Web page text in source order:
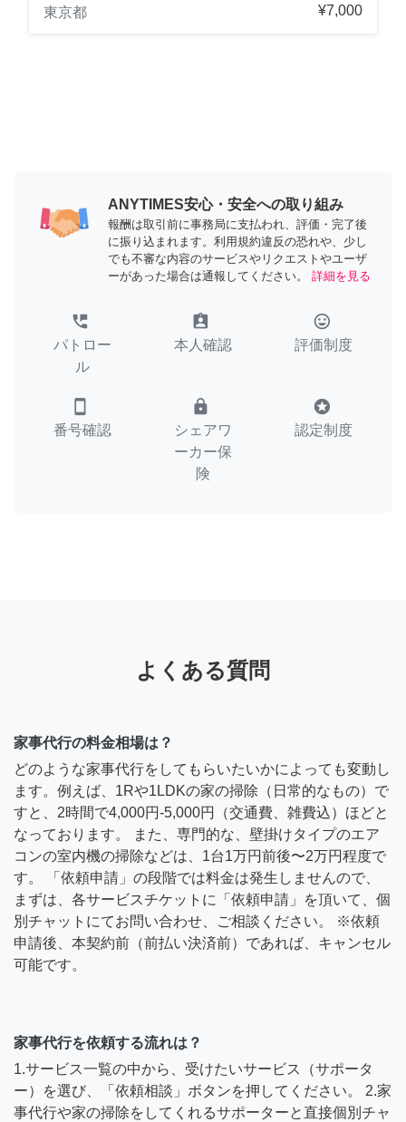
東京都
¥7,000
ANYTIMES安心・安全への取り組み
報酬は取引前に事務局に支払われ、評価・完了後
に振り込まれます。利用規約違反の恐れや、少し
でも不審な内容のサービスやリクエストやユーザ
ーがあった場合は通報してください。
詳細を見る
perm_phone_msg
パトロー
ル
assignment_ind
本人確認
tag_faces
評価制度
smartphone
番号確認
lock
シェアワ
ーカー保
険
stars
認定制度
よくある質問
家事代行の料金相場は？
どのような家事代行をしてもらいたいかによっても変動し
ます。例えば、1Rや1LDKの家の掃除（日常的なもの）で
すと、2時間で4,000円-5,000円（交通費、雑費込）ほどと
なっております。 また、専門的な、壁掛けタイプのエア
コンの室内機の掃除などは、1台1万円前後〜2万円程度で
す。 「依頼申請」の段階では料金は発生しませんので、
まずは、各サービスチケットに「依頼申請」を頂いて、個
別チャットにてお問い合わせ、ご相談ください。 ※依頼
申請後、本契約前（前払い決済前）であれば、キャンセル
可能です。
家事代行を依頼する流れは？
1.サービス一覧の中から、受けたいサービス（サポータ
ー）を選び、「依頼相談」ボタンを押してください。 2.家
事代行や家の掃除をしてくれるサポーターと直接個別チャ